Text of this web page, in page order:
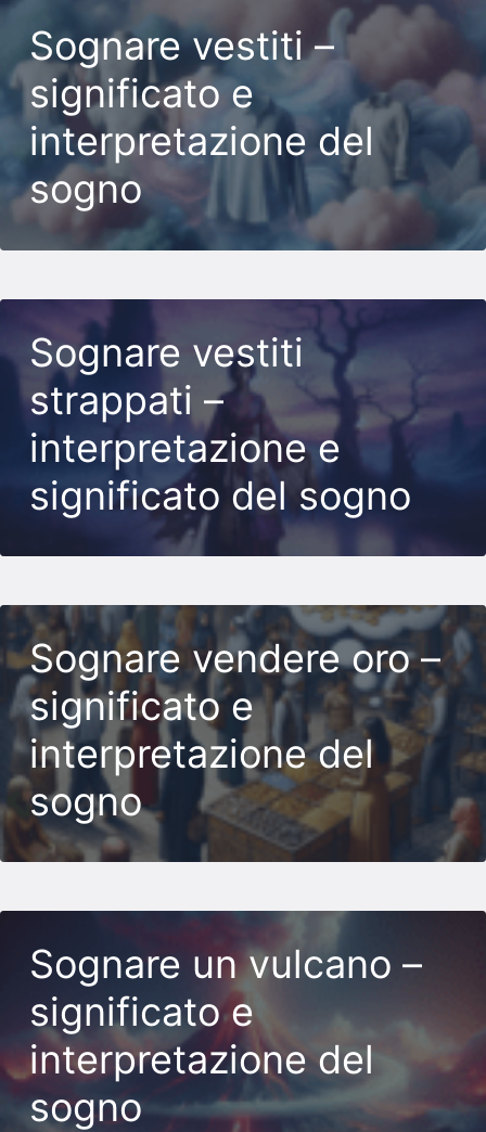
Sognare vestiti –
significato e
interpretazione del
sogno
Sognare vestiti
strappati –
interpretazione e
significato del sogno
Sognare vendere oro –
significato e
interpretazione del
sogno
Sognare un vulcano –
significato e
interpretazione del
sogno